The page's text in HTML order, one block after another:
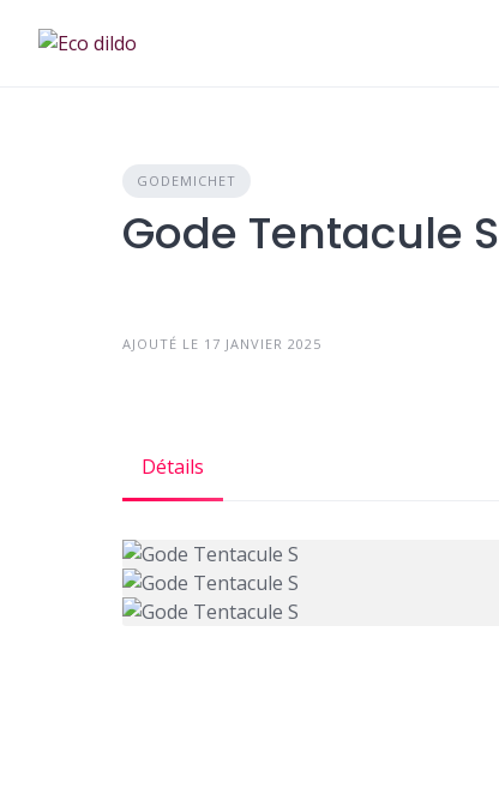
GODEMICHET
Gode Tentacule S
AJOUTÉ LE 17 JANVIER 2025
Détails